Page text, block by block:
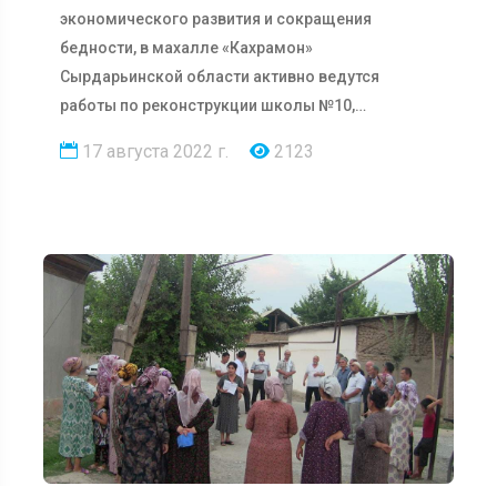
экономического развития и сокращения
бедности, в махалле «Кахрамон»
Сырдарьинской области активно ведутся
работы по реконструкции школы №10,
17 августа 2022 г. 2123